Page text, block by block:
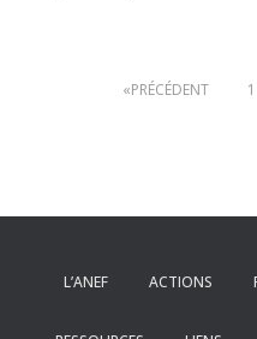
Pagination
publications
PRÉCÉDENT 1
L’ANEF ACTIONS